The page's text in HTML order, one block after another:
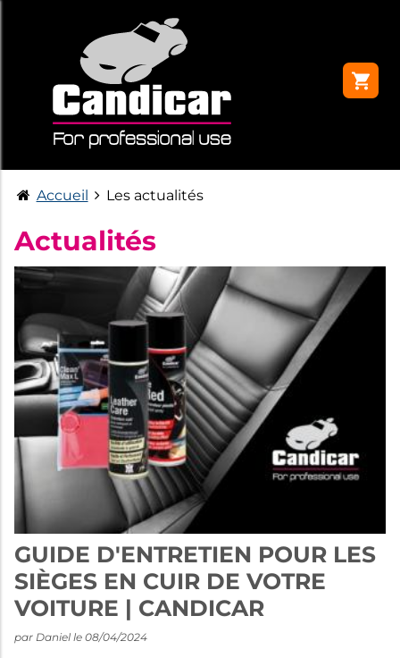
Accueil Les actualités
Actualités
GUIDE D'ENTRETIEN POUR LES
SIÈGES EN CUIR DE VOTRE
VOITURE | CANDICAR
par Daniel le 08/04/2024